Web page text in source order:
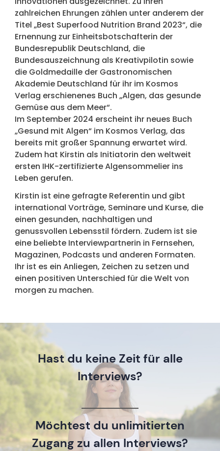
zahlreichen Ehrungen zählen unter anderem der
Titel „Best Superfood Nutrition Brand 2023“, die
Ernennung zur Einheitsbotschafterin der
Bundesrepublik Deutschland, die
Bundesauszeichnung als Kreativpilotin sowie
die Goldmedaille der Gastronomischen
Akademie Deutschland für ihr im Kosmos
Verlag erschienenes Buch „Algen, das gesunde
Gemüse aus dem Meer“.
Im September 2024 erscheint ihr neues Buch
„Gesund mit Algen“ im Kosmos Verlag, das
bereits mit großer Spannung erwartet wird.
Zudem hat Kirstin als Initiatorin den weltweit
ersten IHK-zertifizierte Algensommelier ins
Leben gerufen.
Kirstin ist eine gefragte Referentin und gibt
international Vorträge, Seminare und Kurse, die
einen gesunden, nachhaltigen und
genussvollen Lebensstil fördern. Zudem ist sie
eine beliebte Interviewpartnerin in Fernsehen,
Magazinen, Podcasts und anderen Formaten.
Ihr ist es ein Anliegen, Zeichen zu setzen und
einen positiven Unterschied für die Welt von
morgen zu machen.
Hast du keine Zeit für alle
Interviews?
Möchtest du unlimitierten
Zugang zu allen Interviews?